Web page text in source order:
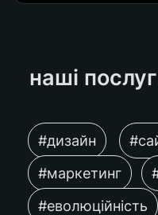
наші
#дизайн
#маркетинг
#еволюційність